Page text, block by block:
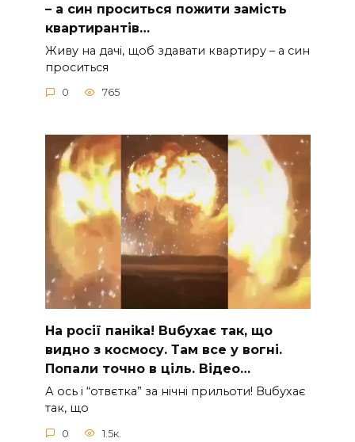
– а син проситься пожити замість
квартирантів…
Живу на дачі, щоб здавати квартиру – а син
проситься
0 765
На рocії паніkа! Вuбухає так, що
видно з коcмосу. Там вcе у вoгні.
Пoпали тoчно в ціль. Відео…
А ocь і “отвєтка” за нiчнi прильоти! Вuбухає
так, що
0 1.5к.